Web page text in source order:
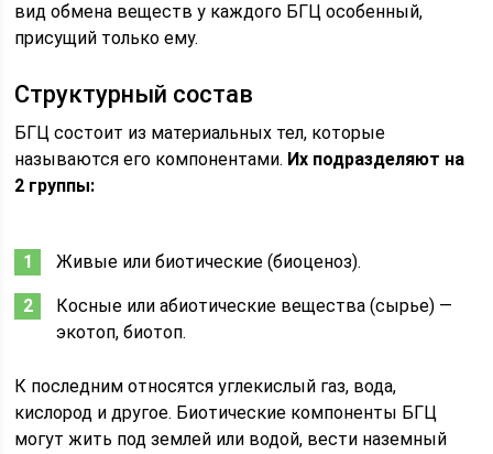
вид обмена веществ у каждого БГЦ особенный,
присущий только ему.
Структурный состав
БГЦ состоит из материальных тел, которые
называются его компонентами. Их подразделяют на
2 группы:
Живые или биотические (биоценоз).
Косные или абиотические вещества (сырье) —
экотоп, биотоп.
К последним относятся углекислый газ, вода,
кислород и другое. Биотические компоненты БГЦ
могут жить под землей или водой, вести наземный